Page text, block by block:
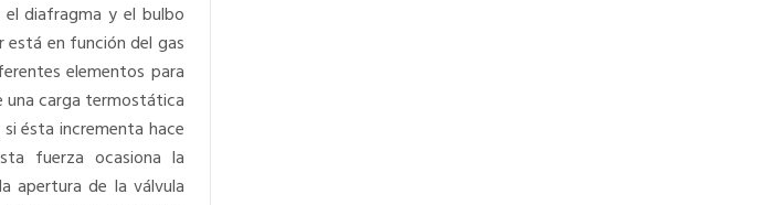
diafragma y el bulbo
está en función del gas
elementos para
una carga termostática
ésta incrementa hace
fuerza ocasiona la
apertura de la válvula